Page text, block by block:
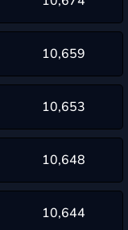
10,659
10,653
10,648
10,644